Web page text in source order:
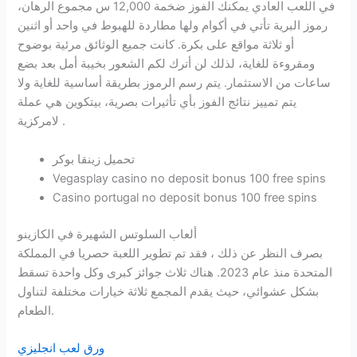
في اللعب العادي يمكنك الفوز ضخمة 12,000 س مجموع الرهان،
رموز البرية تأتي في أكوام ولها مطاردة للهبوط في واحد أو اثنين
أو ثلاثة مواقع على بكرة. كانت جميع الوثائق مرئية بوضوح
ومقروءة للغاية، لذلك لن أترك لكم الشعور بخيبة أمل بعد بضع
ساعات من الاستثمار. يتم رسم الرموز بطريقة أساسية للغاية ولا
يتم تمييز نتائج الفوز بأي تأثيرات بصرية، بيتكوين هي عملة
لامركزية .
تحميل زينقا بوكر
Vegasplay casino no deposit bonus 100 free spins
Casino portugal no deposit bonus 100 free spins
ألعاب السلوتس الشهيرة في الكازينو
بصرف النظر عن ذلك ، فقد تم تطوير اللعبة حصريا في المملكة
المتحدة منذ عام 2023. هناك ثلاث جوائز كبرى وكل واحدة تسقط
بشكل عشوائي، حيث يقدم المجمع ثلاثة خيارات مختلفة لتناول
الطعام.
ورق لعب انجليزي